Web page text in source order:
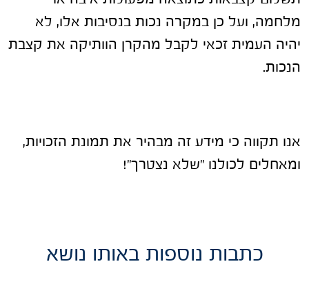
מלחמה, ועל כן במקרה נכות בנסיבות אלו, לא
יהיה העמית זכאי לקבל מהקרן הוותיקה את קצבת
הנכות.
אנו תקווה כי מידע זה מבהיר את תמונת הזכויות,
ומאחלים לכולנו "שלא נצטרך"!
כתבות נוספות באותו נושא